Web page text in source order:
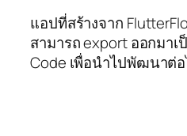
แอปที่สร้างจาก
สามารถ export ออกมาเ
Code เพื่อนำไปพัฒนาต่